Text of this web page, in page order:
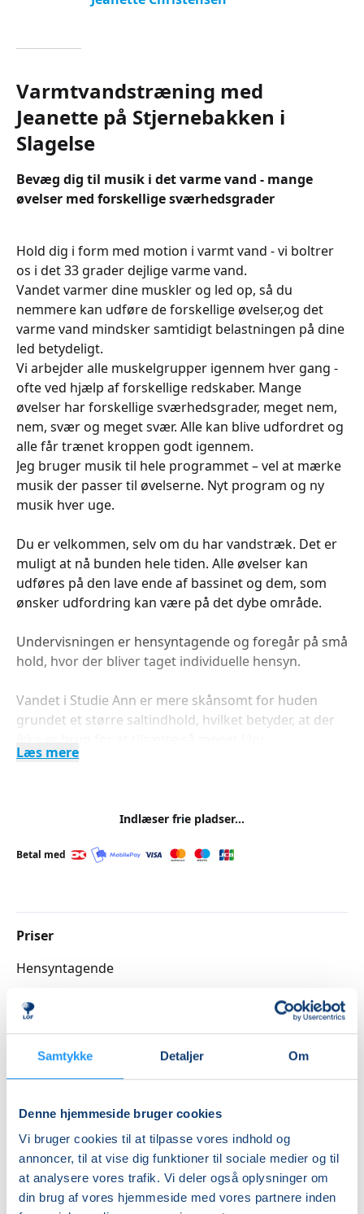
Samtykke Detaljer Om
Denne hjemmeside bruger cookies
Vi bruger cookies til at tilpasse vores indhold og
annoncer, til at vise dig funktioner til sociale medier og til
at analysere vores trafik. Vi deler også oplysninger om
din brug af vores hjemmeside med vores partnere inden
Varmtvandstræning med
Jeanette på Stjernebakken i
Slagelse
Bevæg dig til musik i det varme vand - mange
øvelser med forskellige sværhedsgrader
Hold dig i form med motion i varmt vand - vi boltrer
os i det 33 grader dejlige varme vand.
Vandet varmer dine muskler og led op, så du
nemmere kan udføre de forskellige øvelser,og det
varme vand mindsker samtidigt belastningen på dine
led betydeligt.
Vi arbejder alle muskelgrupper igennem hver gang -
ofte ved hjælp af forskellige redskaber. Mange
øvelser har forskellige sværhedsgrader, meget nem,
nem, svær og meget svær. Alle kan blive udfordret og
alle får trænet kroppen godt igennem.
Jeg bruger musik til hele programmet – vel at mærke
musik der passer til øvelserne. Nyt program og ny
musik hver uge.
Du er velkommen, selv om du har vandstræk. Det er
muligt at nå bunden hele tiden. Alle øvelser kan
udføres på den lave ende af bassinet og dem, som
ønsker udfordring kan være på det dybe område.
Undervisningen er hensyntagende og foregår på små
hold, hvor der bliver taget individuelle hensyn.
Vandet i Studie Ann er mere skånsomt for huden
grundet et større saltindhold, hvilket betyder, at der
Læs mere
Indlæser frie pladser...
Betal med
Priser
Hensyntagende
Info
Første mødegang
tirsdag 25.08.2026, kl. 18.30 - 19.15
Sidste mødegang
tirsdag 12.01.2027, kl. 18.30 - 19.15